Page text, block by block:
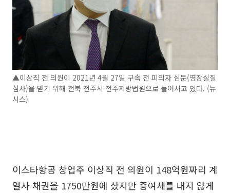
▲이상직 전 의원이 2021년 4월 27일 구속 전 피의자 심문(영장실질
심사)을 받기 위해 전북 전주시 전주지방법원으로 들어서고 있다. (뉴
시스)
이스타항공 창업주 이상직 전 의원이 148억원짜리 계
열사 채권을 1750만원에 샀지만 증여세를 내지 않게